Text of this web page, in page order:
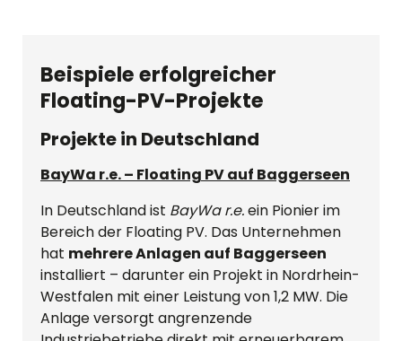
Beispiele erfolgreicher
Floating-PV-Projekte
Projekte in Deutschland
BayWa r.e. – Floating PV auf Baggerseen
In Deutschland ist BayWa r.e.ein Pionier im
Bereich der Floating PV. Das Unternehmen
hat mehrere Anlagen auf Baggerseen
installiert – darunter ein Projekt in Nordrhein-
Westfalen mit einer Leistung von 1,2 MW. Die
Anlage versorgt angrenzende